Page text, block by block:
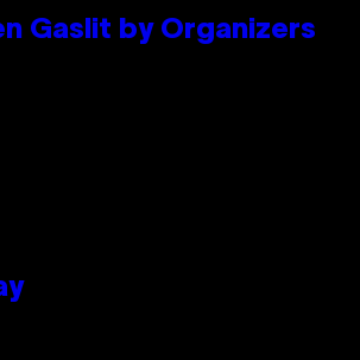
Gaslit by Organizers